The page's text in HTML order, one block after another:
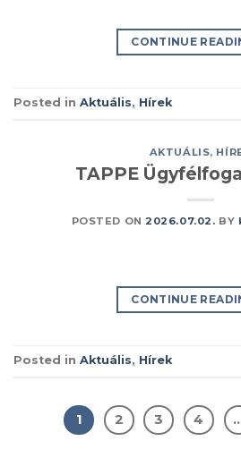
CONTINUE
Posted in Aktuális, Hírek
AKTUÁLIS,
TAPPE
POSTED ON 2026.07.02. BY
CONTINUE
Posted in Aktuális, Hírek
1 2 3 4